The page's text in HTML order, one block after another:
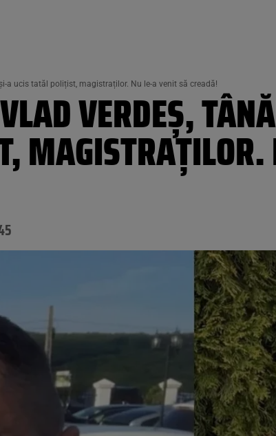
a ucis tatăl polițist, magistraților. Nu le-a venit să creadă!
VERDEȘ,